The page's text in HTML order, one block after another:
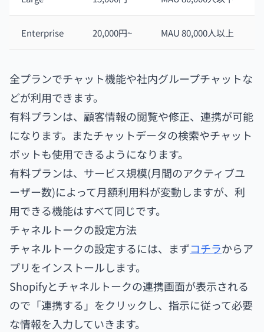
Enterprise 20,000円~ MAU 80,000人以上
全プランでチャット機能や社内グループチャットな
どが利用できます。
有料プランは、顧客情報の閲覧や修正、連携が可能
になります。またチャットデータの検索やチャット
ボットも使用できるようになります。
有料プランは、サービス規模(月間のアクティブユ
ーザー数)によって月額利用料が変動しますが、利
用できる機能はすべて同じです。
チャネルトークの設定方法
チャネルトークの設定するには、まずコチラからア
プリをインストールします。
Shopifyとチャネルトークの連携画面が表示される
ので「連携する」をクリックし、指示に従って必要
な情報を入力していきます。